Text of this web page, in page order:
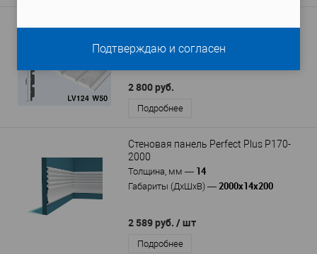
Стеновая панель Hi Wood LV124 W50
Габариты (ДхШхВ)—2700x12x120 мм
2 800 руб.
Подробнее
Стеновая панель Perfect Plus P170-
2000
Толщина, мм — 14
Габариты (ДхШхВ) — 2000x14x200
2 589 руб. / шт
Подробнее
Подтверждаю и согласен